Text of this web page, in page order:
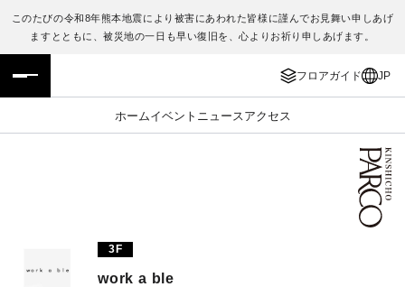
このたびの令和8年熊本地震により被害にあわれた皆様に謹んでお見舞い申しあげ
ますとともに、被災地の一日も早い復旧を、心よりお祈り申しあげます。
フロアガイド JP
ホームイベント ニュース アクセス
フロアガイド
施設案内・アクセス
TAX FREE
ENGLISH
繁体字
日本語
3F
work a ble